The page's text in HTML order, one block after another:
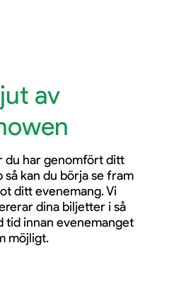
av
du har genomfört ditt
så kan du börja se fram
ditt evenemang. Vi
dina biljetter i så
tid innan evenemanget
möjligt.